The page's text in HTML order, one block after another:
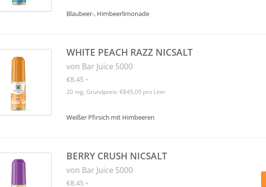
Blaubeer-, Himbeerlimonade
WHITE PEACH RAZZ NICSALT
von Bar Juice 5000
€8,45 *
20 mg, Grundpreis: €845,00 pro Liter
Weißer Pfirsich mit Himbeeren
BERRY CRUSH NICSALT
von Bar Juice 5000
€8,45 *